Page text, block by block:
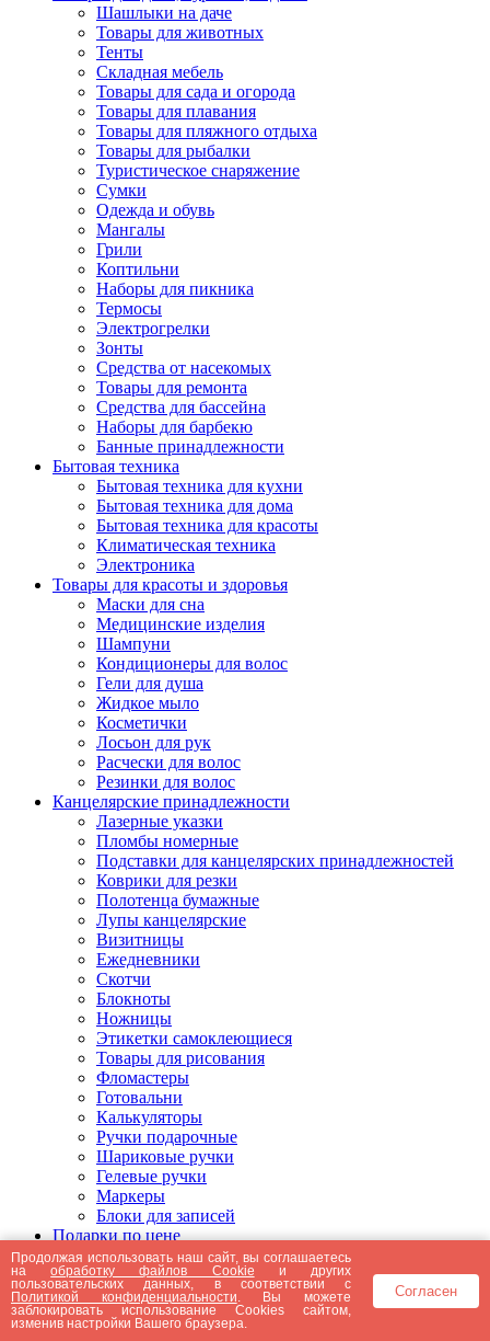
Шашлыки на даче
Товары для животных
Тенты
Складная мебель
Товары для сада и огорода
Товары для плавания
Товары для пляжного отдыха
Товары для рыбалки
Туристическое снаряжение
Сумки
Одежда и обувь
Мангалы
Грили
Коптильни
Наборы для пикника
Термосы
Электрогрелки
Зонты
Средства от насекомых
Товары для ремонта
Средства для бассейна
Наборы для барбекю
Банные принадлежности
Бытовая техника
Бытовая техника для кухни
Бытовая техника для дома
Бытовая техника для красоты
Климатическая техника
Электроника
Товары для красоты и здоровья
Маски для сна
Медицинские изделия
Шампуни
Кондиционеры для волос
Гели для душа
Жидкое мыло
Косметички
Лосьон для рук
Расчески для волос
Резинки для волос
Канцелярские принадлежности
Лазерные указки
Пломбы номерные
Подставки для канцелярских принадлежностей
Коврики для резки
Полотенца бумажные
Лупы канцелярские
Визитницы
Ежедневники
Скотчи
Блокноты
Ножницы
Этикетки самоклеющиеся
Товары для рисования
Фломастеры
Готовальни
Калькуляторы
Ручки подарочные
Шариковые ручки
Гелевые ручки
Маркеры
Блоки для записей
Подарки по цене
Подарки от 5000 рублей
Подарки до 5000 рублей
Подарки до 3000 рублей
Подарки до 2000 рублей
Подарки до 1000 рублей
Продолжая использовать наш сайт, вы соглашаетесь
наобработку файлов Cookie и других
пользовательских данных, в соответствии с
Политикой конфиденциальности . Вы можете
заблокировать использование Cookies сайтом,
изменив настройки Вашего браузера.
Согласен